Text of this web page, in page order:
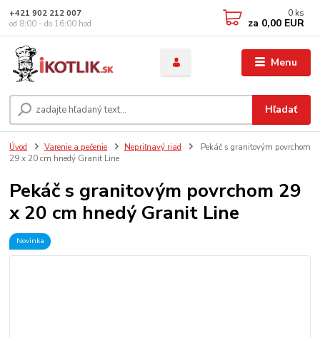
Menu
Hľadať
+421 902 212 007
od 8:00 - do 16:00 hod
0 ks
za 0,00 EUR
Úvod Varenie a pečenie Nepriľnavý riad
Pekáč s granitovým povrchom
29 x 20 cm hnedý Granit Line
Pekáč s granitovým povrchom 29
x 20 cm hnedý Granit Line
Novinka